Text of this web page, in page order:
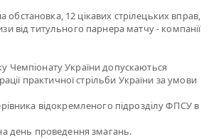
12 цікавих стрілецьких вправ,
від титульного парнера матчу - компанії
Чемпіонату України допускаються
практичної стрільби України за умови
відокремленого підрозділу ФПСУ в
день проведення змагань.